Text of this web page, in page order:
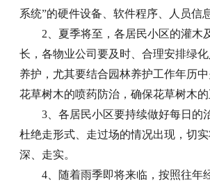
系统”的硬件设备、软件程序、人员信
2、夏季将至，各居民小区的灌木
长，各物业公司要及时、合理安排绿
养护，尤其要结合园林养护工作年历
花草树木的喷药防治，确保花草树木的
3、各居民小区要持续做好每日的
杜绝走形式、走过场的情况出现，切
深、走实。
4、随着雨季即将来临，按照往年